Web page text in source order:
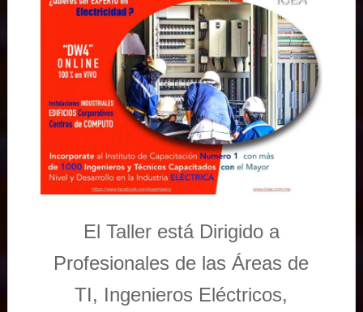
El Taller está Dirigido a
Profesionales de las Áreas de
TI, Ingenieros Eléctricos,